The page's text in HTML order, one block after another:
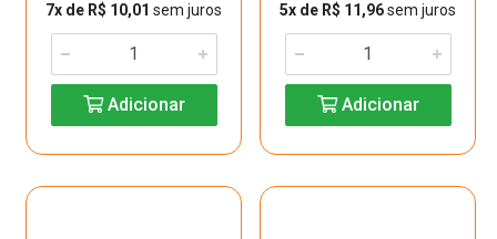
7x de R$ 10,01 sem juros
Adicionar
5x de R$ 11,96sem juros
Adicionar